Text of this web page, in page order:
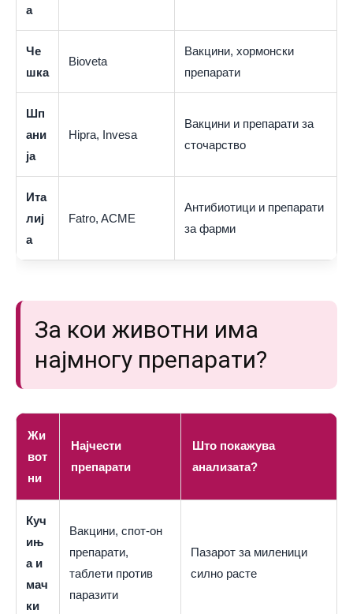
а
Че
шка
Bioveta
Вакцини, хормонски
препарати
Шп
ани
ја
Hipra, Invesa
Вакцини и препарати за
сточарство
Ита
лиј
а
Fatro, ACME
Антибиотици и препарати
за фарми
За кои животни има
најмногу препарати?
Жи
вот
ни
Најчести
препарати
Што покажува
анализата?
Куч
ињ
а и
мач
ки
Вакцини, спот-он
препарати,
таблети против
паразити
Пазарот за миленици
силно расте